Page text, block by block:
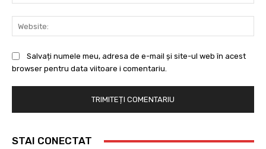
Salvați numele meu, adresa de e-mail și site-ul web în acest
browser pentru data viitoare i comentariu.
STAI CONECTAT